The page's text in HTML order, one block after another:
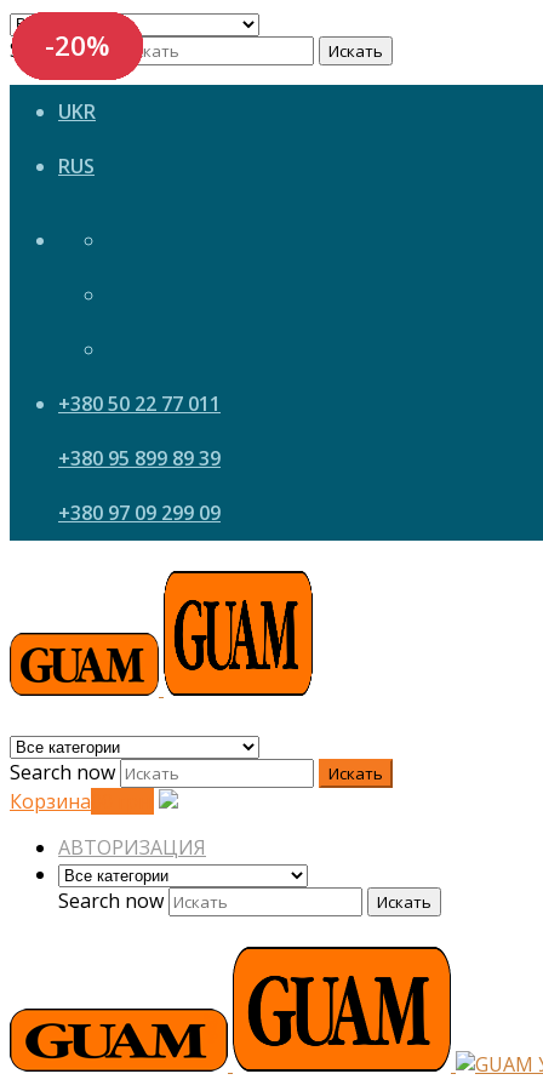
Search now Искать
UKR
RUS
+380 50 22 77 011
+380 95 899 89 39
+380 97 09 299 09
Search now Искать
Корзина
АВТОРИЗАЦИЯ
Search now
Искать
-20%
-20%
-20%
-20%
-20%
-20%
-20%
-20%
-20%
-20%